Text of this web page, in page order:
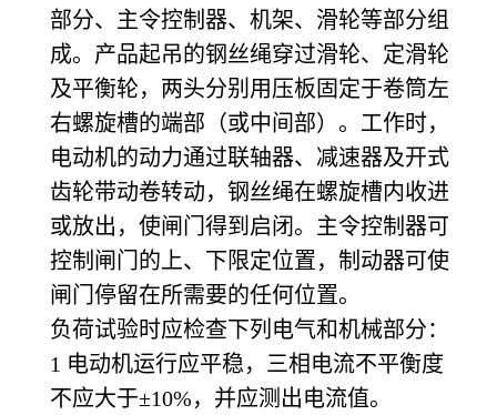
部分、主令控制器、机架、滑轮等部分组
成。产品起吊的钢丝绳穿过滑轮、定滑轮
及平衡轮，两头分别用压板固定于卷筒左
右螺旋槽的端部（或中间部）。工作时，
电动机的动力通过联轴器、减速器及开式
齿轮带动卷转动，钢丝绳在螺旋槽内收进
或放出，使闸门得到启闭。主令控制器可
控制闸门的上、下限定位置，制动器可使
闸门停留在所需要的任何位置。
负荷试验时应检查下列电气和机械部分：
1 电动机运行应平稳，三相电流不平衡度
不应大于±10%，并应测出电流值。